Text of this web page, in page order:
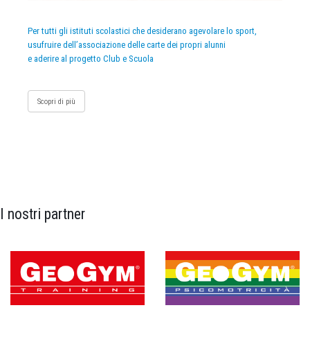
Per tutti gli istituti scolastici che desiderano agevolare lo sport,
usufruire dell’associazione delle carte dei propri alunni
e aderire al progetto Club e Scuola
Scopri di più
I nostri partner